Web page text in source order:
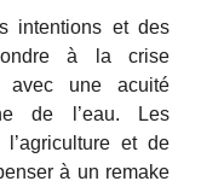
intentions et des
à la crise
avec une acuité
de l’eau. Les
et de
à un remake